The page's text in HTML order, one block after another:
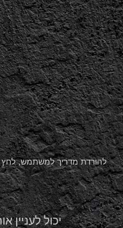
להורדת מדריך למשתמש, לחץ
יכול לעניין